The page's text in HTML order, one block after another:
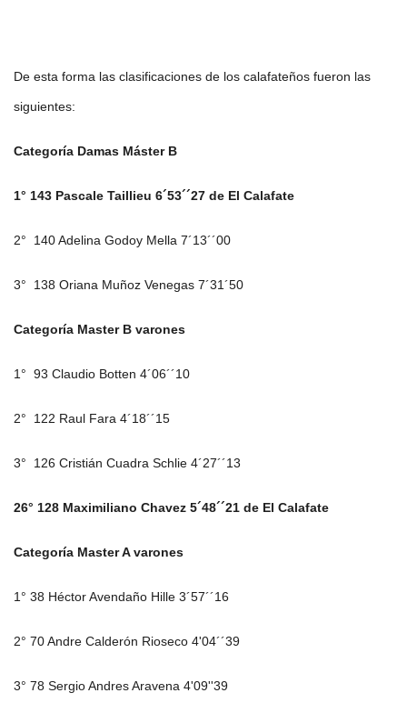
De esta forma las clasificaciones de los calafateños fueron las
siguientes:
Categoría Damas Máster B
1° 143 Pascale Taillieu 6´53´´27 de El Calafate
2° 140 Adelina Godoy Mella 7´13´´00
3° 138 Oriana Muñoz Venegas 7´31´50
Categoría Master B varones
1° 93 Claudio Botten 4´06´´10
2° 122 Raul Fara 4´18´´15
3° 126 Cristián Cuadra Schlie 4´27´´13
26° 128 Maximiliano Chavez 5´48´´21 de El Calafate
Categoría Master A varones
1° 38 Héctor Avendaño Hille 3´57´´16
2° 70 Andre Calderón Rioseco 4'04´´39
3° 78 Sergio Andres Aravena 4'09''39